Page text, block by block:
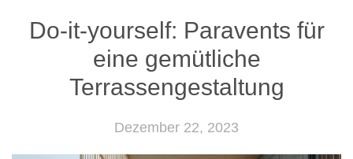
Do-it-yourself: Paravents für
eine gemütliche
Terrassengestaltung
Dezember 22, 2023